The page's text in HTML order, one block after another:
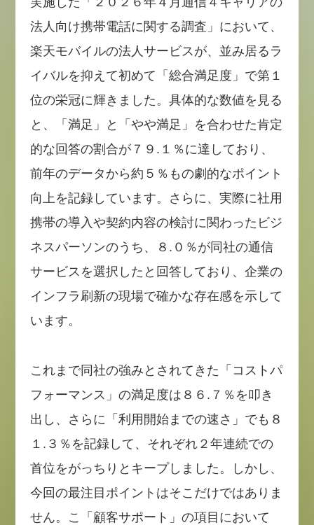
法人向け携帯電話に関する調査」において、
楽天モバイルの法人サービスが、並み居るラ
イバルを抑えて初めて「総合満足度」で第１
位の栄冠に輝きました。具体的な数値を見る
と、「満足」と「やや満足」を合わせた肯定
的な回答の割合が７９.１％に達しており、
前年のデータから約５％もの劇的なポイント
向上を記録しています。さらに、実際に社用
携帯の導入や契約内容の検討に関わったビジ
ネスパーソンのうち、８.０％が同社の通信
サービスを選択したと回答しており、企業の
インフラ刷新の現場で確かな存在感を示して
います。
これまで同社の強みとされてきた「コストパ
フォーマンス」の満足度は８６.７％を叩き
出し、さらに「利用開始までの速さ」でも８
１.３％を記録して、それぞれ２年連続での
首位をがっちりとキープしました。しかし、
今回の最注目ポイントはそこだけではありま
せん。こ「顧客サポート」の項目において